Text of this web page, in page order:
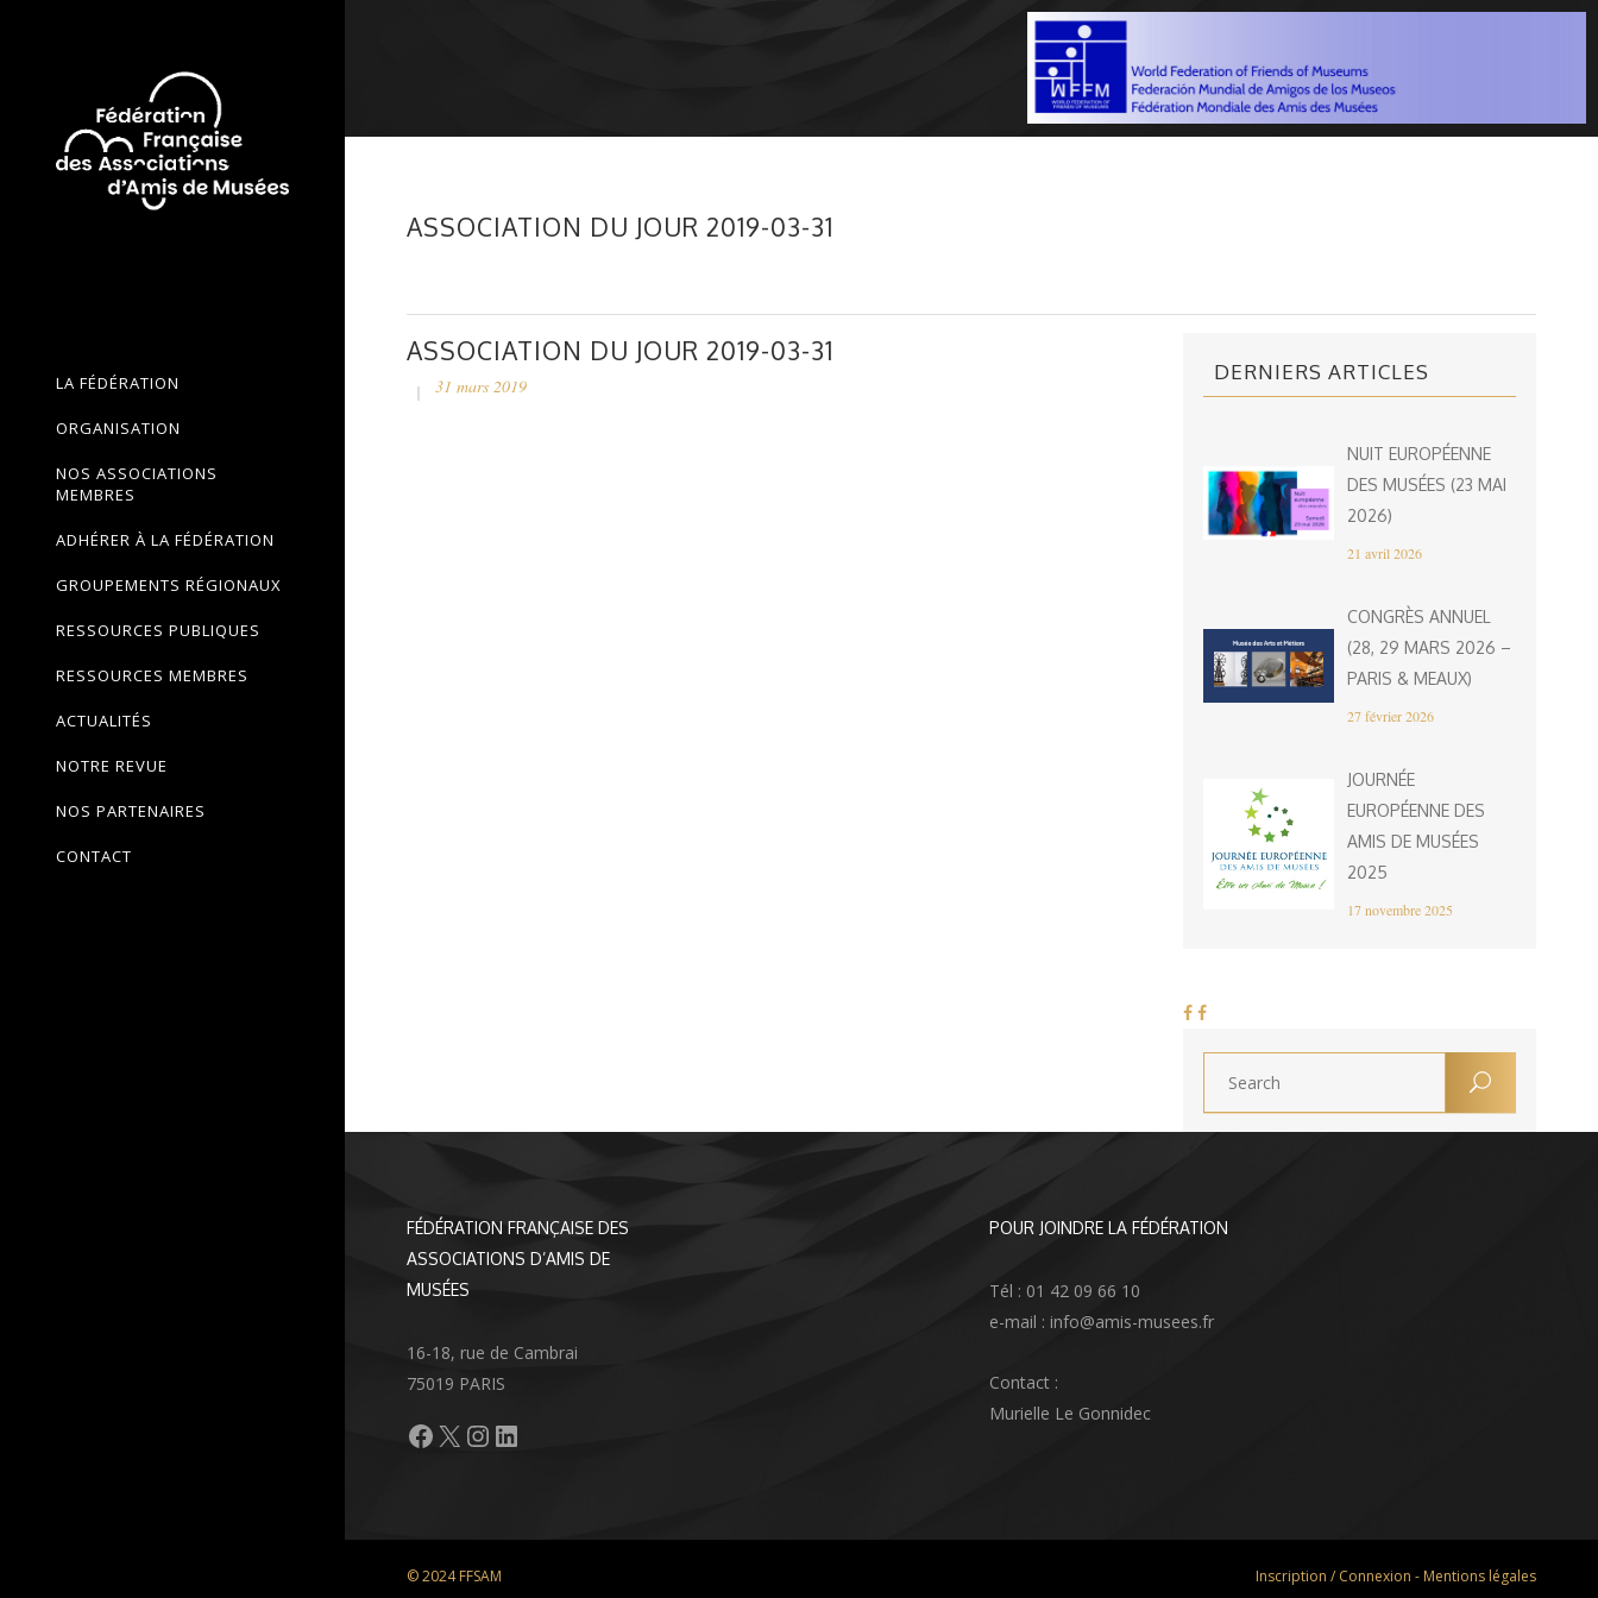
LA FÉDÉRATION
ORGANISATION
NOS ASSOCIATIONS
MEMBRES
ADHÉRER À LA FÉDÉRATION
GROUPEMENTS RÉGIONAUX
RESSOURCES PUBLIQUES
RESSOURCES MEMBRES
ACTUALITÉS
NOTRE REVUE
NOS PARTENAIRES
CONTACT
ASSOCIATION DU JOUR 2019-03-31
ASSOCIATION DU JOUR 2019-03-31
31 mars 2019
DERNIERS ARTICLES
NUIT EUROPÉENNE
DES MUSÉES (23 MAI
2026)
21 avril 2026
CONGRÈS ANNUEL
(28, 29 MARS 2026 –
PARIS & MEAUX)
27 février 2026
JOURNÉE
EUROPÉENNE DES
AMIS DE MUSÉES
2025
17 novembre 2025
FÉDÉRATION FRANÇAISE DES
ASSOCIATIONS D’AMIS DE
MUSÉES
16-18, rue de Cambrai
75019 PARIS
Facebook
X Instagram
LinkedIn
POUR JOINDRE LA FÉDÉRATION
Tél : 01 42 09 66 10
e-mail : info@amis-musees.fr
Contact :
Murielle Le Gonnidec
© 2024 FFSAM Inscription / Connexion - Mentions légales